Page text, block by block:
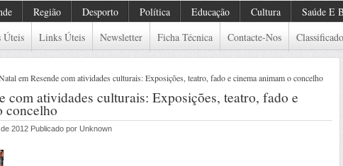
Região Desporto Política Educação Cultura Saúde E
Úteis Links Úteis Newsletter Ficha Técnica Contacte-Nos
em Resende com atividades culturais: Exposições, teatro, fado e cinema animam o concelho
com atividades culturais: Exposições, teatro, fado e
concelho
2012 Publicado por Unknown